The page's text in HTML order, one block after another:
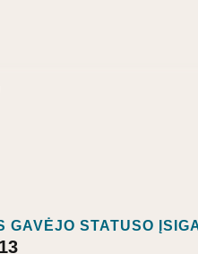
GAVĖJO STATUSO